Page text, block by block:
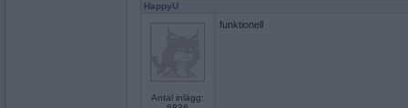
HappyU
Antal inlägg:
funktionell